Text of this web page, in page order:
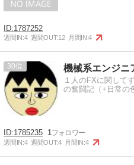
1787252
週間IN:4 週間OUT:12 月間IN:4
30 機械系エンジニ
１人のFXに関して
の奮闘記（+日常の
1785235 1
週間IN:4 週間OUT:4 月間IN:4